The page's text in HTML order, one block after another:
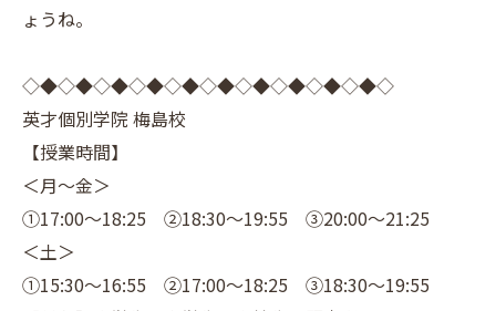
ょうね。
◇◆◇◆◇◆◇◆◇◆◇◆◇◆◇◆◇◆◇◆◇
英才個別学院 梅島校
【授業時間】
＜月～金＞
①17:00～18:25 ②18:30～19:55 ③20:00～21:25
＜土＞
①15:30～16:55 ②17:00～18:25 ③18:30～19:55